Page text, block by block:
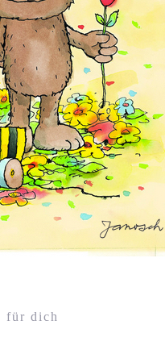
für dich